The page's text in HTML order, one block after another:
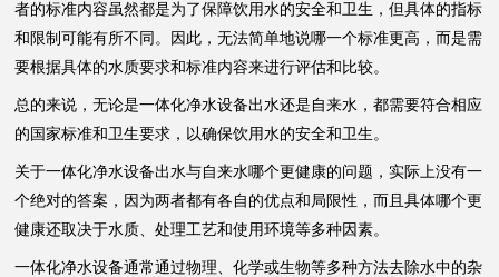
者的标准内容虽然都是为了保障饮用水的安全和卫生，但具体的指标
和限制可能有所不同。因此，无法简单地说哪一个标准更高，而是需
要根据具体的水质要求和标准内容来进行评估和比较。
总的来说，无论是一体化净水设备出水还是自来水，都需要符合相应
的国家标准和卫生要求，以确保饮用水的安全和卫生。
关于一体化净水设备出水与自来水哪个更健康的问题，实际上没有一
个绝对的答案，因为两者都有各自的优点和局限性，而且具体哪个更
健康还取决于水质、处理工艺和使用环境等多种因素。
一体化净水设备通常通过物理、化学或生物等多种方法去除水中的杂